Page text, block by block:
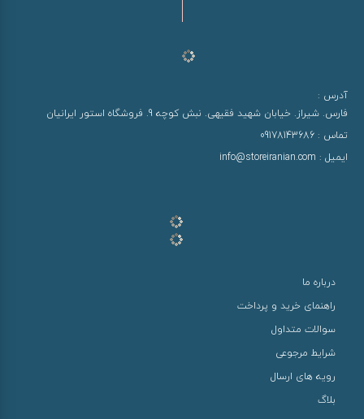
آدرس :
فارس. شیراز. خیابان شهید فقیهی. نبش کوچه 9. فروشگاه استور ایرانیان
تماس : 09178143686
ایمیل : info@storeiranian.com
درباره ما
راهنمای خرید و پرداخت
سوالات متداول
شرایط مرجوعی
رویه های ارسال
بلاگ